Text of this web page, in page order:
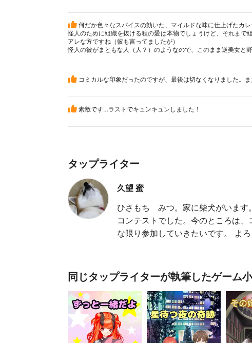
何だか色々なスパイスの効いた、マイルドな味に仕上げたカレ
怪人のために組織を抜ける程の愛は本物でしょうけど、それま
アレな方ですね（彼も言ってましたが）
怪人の彼がまともな人（人？）のようなので、このまま逆美女と
コミカルな印象だったのですが、最後は切なくなりました。
素敵です…ラストでキュンキュンしました！
タップライター
久望 蜜
ひさもち みつ。家に柴犬がいます
コンテストでした。今のところは
な限り参加していきたいです。 よ
同じタップライターが執筆したゲーム